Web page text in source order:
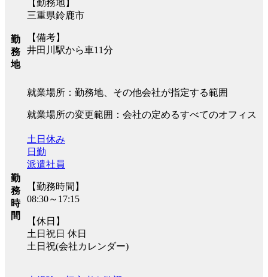
勤
務
地
【勤務地】
三重県鈴鹿市
【備考】
井田川駅から車11分
就業場所：勤務地、その他会社が指定する範囲
就業場所の変更範囲：会社の定めるすべてのオフィス
勤
務
時
間
土日休み
日勤
派遣社員
【勤務時間】
08:30～17:15
【休日】
土日祝日 休日
土日祝(会社カレンダー)